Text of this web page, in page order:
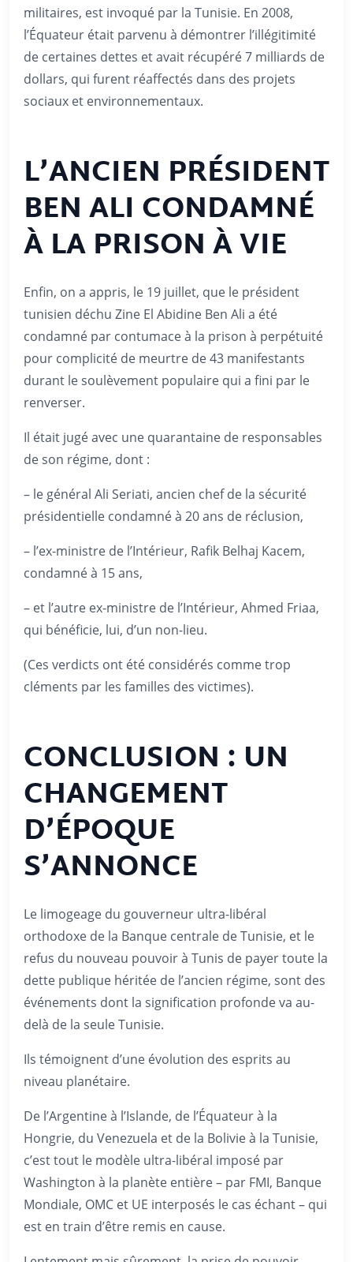
militaires, est invoqué par la Tunisie. En 2008,
l’Équateur était parvenu à démontrer l’illégitimité
de certaines dettes et avait récupéré 7 milliards de
dollars, qui furent réaffectés dans des projets
sociaux et environnementaux.
L’ANCIEN PRÉSIDENT
BEN ALI CONDAMNÉ
À LA PRISON À VIE
Enfin, on a appris, le 19 juillet, que le président
tunisien déchu Zine El Abidine Ben Ali a été
condamné par contumace à la prison à perpétuité
pour complicité de meurtre de 43 manifestants
durant le soulèvement populaire qui a fini par le
renverser.
Il était jugé avec une quarantaine de responsables
de son régime, dont :
– le général Ali Seriati, ancien chef de la sécurité
présidentielle condamné à 20 ans de réclusion,
– l’ex-ministre de l’Intérieur, Rafik Belhaj Kacem,
condamné à 15 ans,
– et l’autre ex-ministre de l’Intérieur, Ahmed Friaa,
qui bénéficie, lui, d’un non-lieu.
(Ces verdicts ont été considérés comme trop
cléments par les familles des victimes).
CONCLUSION : UN
CHANGEMENT
D’ÉPOQUE
S’ANNONCE
Le limogeage du gouverneur ultra-libéral
orthodoxe de la Banque centrale de Tunisie, et le
refus du nouveau pouvoir à Tunis de payer toute la
dette publique héritée de l’ancien régime, sont des
événements dont la signification profonde va au-
delà de la seule Tunisie.
Ils témoignent d’une évolution des esprits au
niveau planétaire.
De l’Argentine à l’Islande, de l’Équateur à la
Hongrie, du Venezuela et de la Bolivie à la Tunisie,
c’est tout le modèle ultra-libéral imposé par
Washington à la planète entière – par FMI, Banque
Mondiale, OMC et UE interposés le cas échant – qui
est en train d’être remis en cause.